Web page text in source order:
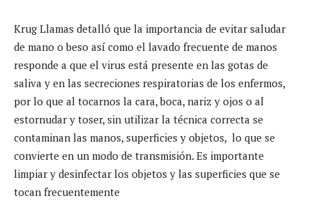
Krug Llamas detalló que la importancia de evitar saludar
de mano o beso así como el lavado frecuente de manos
responde a que el virus está presente en las gotas de
saliva y en las secreciones respiratorias de los enfermos,
por lo que al tocarnos la cara, boca, nariz y ojos o al
estornudar y toser, sin utilizar la técnica correcta se
contaminan las manos, superficies y objetos, lo que se
convierte en un modo de transmisión. Es importante
limpiar y desinfectar los objetos y las superficies que se
tocan frecuentemente